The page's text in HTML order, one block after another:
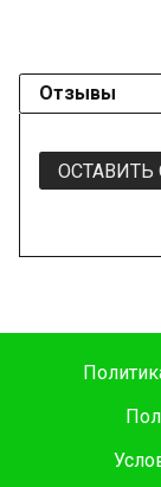
Отзывы
ОСТАВИТЬ